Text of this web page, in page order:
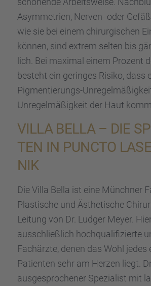
Asymme­trien, Nerven- oder
wie sie bei einem chirur­gi­schen
können, sind extrem selten bis
lich. Bei maximal einem Prozent
besteht ein gerin­ges Risiko, dass
Pigmen­tie­rungs-
Unregel­mä­ßig­keit der Haut
VILLA BELLA – DIE
TEN IN PUNCTO
NIK
Die Villa Bella ist eine Münch­ner
Plasti­sche und Ästhe­ti­sche
Leitung von Dr. Ludger Meyer.
ausschließ­lich hochqua­li­fi­zierte
Fachärzte, denen das Wohl jedes
Patien­ten sehr am Herzen liegt.
ausge­spro­che­ner Spezia­list mit